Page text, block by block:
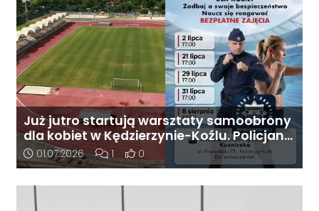
Już jutro startują warsztaty samoobrony
dla kobiet w Kędzierzynie-Koźlu. Policjanci
zapraszają na cykl spotkań
Data dodania artykułu:
01.07.2026 Liczba komentarzy artykułu:
1 Liczba pozytywnych reakcji
0